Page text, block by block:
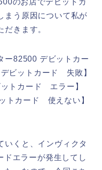
のお店でデビットカ
まう原因について私が
きます。
ー82500 デビットカー
ビットカード 失敗】
トカード エラー】
トカード 使えない】
いくと、インヴィクタ
ドエラーが発生してし